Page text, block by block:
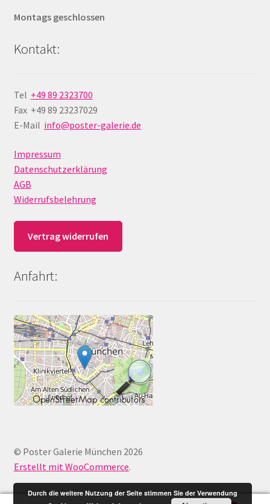
Montags geschlossen
Kontakt:
Tel +49 89 2323700
Fax +49 89 23237029
E-Mail info@poster-galerie.de
Impressum
Datenschutzerklärung
AGB
Widerrufsbelehrung
Vertrag widerrufen
Anfahrt:
© Poster Galerie München 2026
Erstellt mit WooCommerce.
Durch die weitere Nutzung der Seite stimmen Sie der Verwendung